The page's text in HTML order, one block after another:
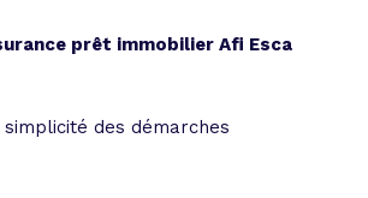
prêt immobilier Afi Esca
des démarches